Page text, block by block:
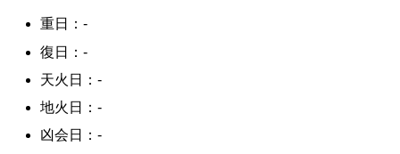
重日：-
復日：-
天火日：-
地火日：-
凶会日：-